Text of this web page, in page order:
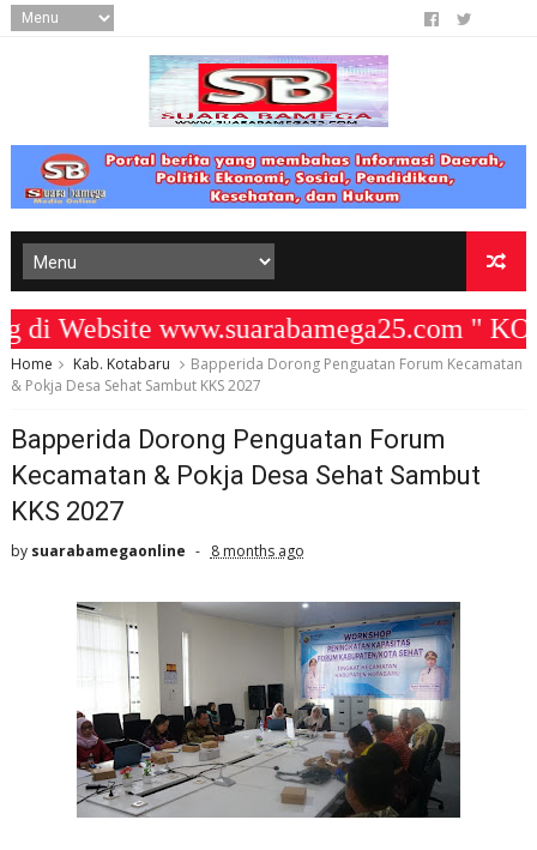
www.suarabamega25.com "
Home Kab. Kotabaru
Bapperida Dorong Penguatan Forum Kecamatan
& Pokja Desa Sehat Sambut KKS 2027
Bapperida Dorong Penguatan Forum
Kecamatan & Pokja Desa Sehat Sambut
KKS 2027
by suarabamegaonline 8 months ago